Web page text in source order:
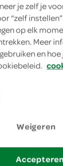
zacht
je zelf je
“zelf
op elk
Meer
en
Weigeren
Accepteren